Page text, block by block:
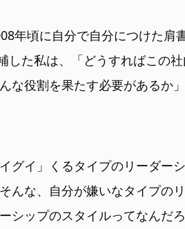
年頃に自分で自分につけた肩
した私は、「どうすればこの
な役割を果たす必要があるか
グイ」くるタイプのリーダー
んな、自分が嫌いなタイプの
シップのスタイルってなんだ